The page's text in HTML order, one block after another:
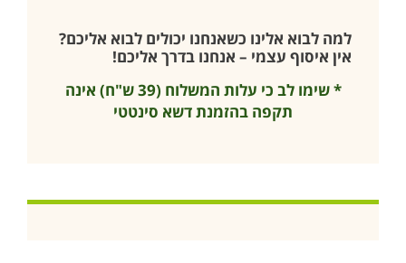
למה לבוא אלינו כשאנחנו יכולים לבוא אליכם?
אין איסוף עצמי – אנחנו בדרך אליכם!
* שימו לב כי עלות המשלוח (39 ש"ח) אינה
תקפה בהזמנת דשא סינטטי